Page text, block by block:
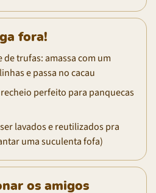
fora!
de trufas: amassa com um
e passa no cacau
perfeito para panquecas
lavados e reutilizados pra
uma suculenta fofa)
os amigos